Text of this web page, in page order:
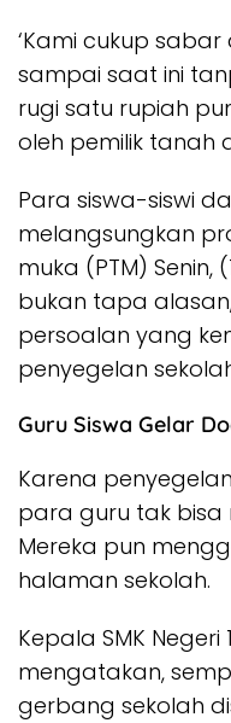
‘Kami cukup
sampai saat ini
rugi satu rupiah
oleh pemilik tanah
Para siswa-siswi
melangsungkan
muka (PTM) Senin,
bukan tapa
persoalan yang
penyegelan
Guru Siswa Gelar
Karena
para guru tak bisa
Mereka pun
halaman sekolah.
Kepala SMK Negeri
mengatakan,
gerbang sekolah